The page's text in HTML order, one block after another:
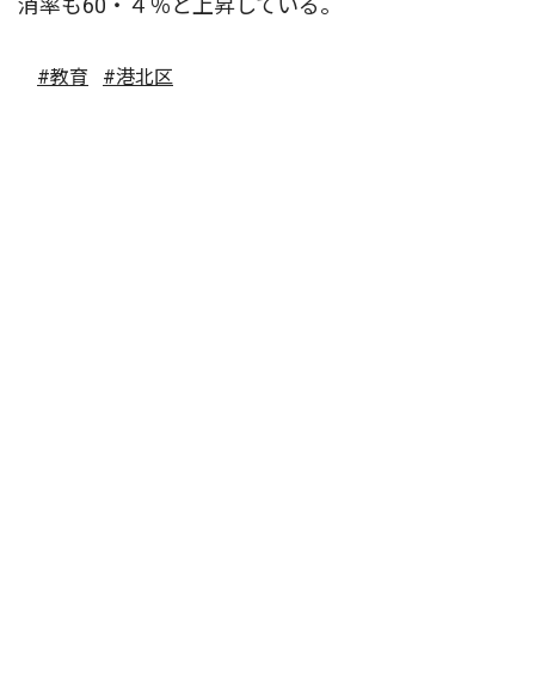
消率も60・４％と上昇している。
#教育 #港北区